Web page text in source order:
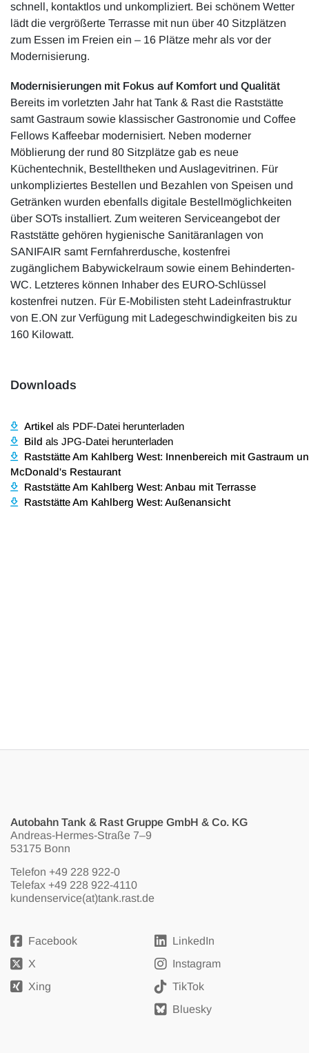
schnell, kontaktlos und unkompliziert. Bei schönem Wetter
lädt die vergrößerte Terrasse mit nun über 40 Sitzplätzen
zum Essen im Freien ein – 16 Plätze mehr als vor der
Modernisierung.
Modernisierungen mit Fokus auf Komfort und Qualität
Bereits im vorletzten Jahr hat Tank & Rast die Raststätte
samt Gastraum sowie klassischer Gastronomie und Coffee
Fellows Kaffeebar modernisiert. Neben moderner
Möblierung der rund 80 Sitzplätze gab es neue
Küchentechnik, Bestelltheken und Auslagevitrinen. Für
unkompliziertes Bestellen und Bezahlen von Speisen und
Getränken wurden ebenfalls digitale Bestellmöglichkeiten
über SOTs installiert. Zum weiteren Serviceangebot der
Raststätte gehören hygienische Sanitäranlagen von
SANIFAIR samt Fernfahrerdusche, kostenfrei
zugänglichem Babywickelraum sowie einem Behinderten-
WC. Letzteres können Inhaber des EURO-Schlüssel
kostenfrei nutzen. Für E-Mobilisten steht Ladeinfrastruktur
von E.ON zur Verfügung mit Ladegeschwindigkeiten bis zu
160 Kilowatt.
Downloads
Artikel als PDF-Datei herunterladen
Bild als JPG-Datei herunterladen
Raststätte Am Kahlberg West: Innenbereich mit Gastraum
McDonald's Restaurant
Raststätte Am Kahlberg West: Anbau mit Terrasse
Raststätte Am Kahlberg West: Außenansicht
Autobahn Tank & Rast Gruppe GmbH & Co. KG
Andreas-Hermes-Straße 7–9
53175 Bonn
Telefon +49 228 922-0
Telefax +49 228 922-4110
kundenservice(at)tank.rast.de
Facebook
LinkedIn
X
Instagram
Xing
TikTok
Bluesky